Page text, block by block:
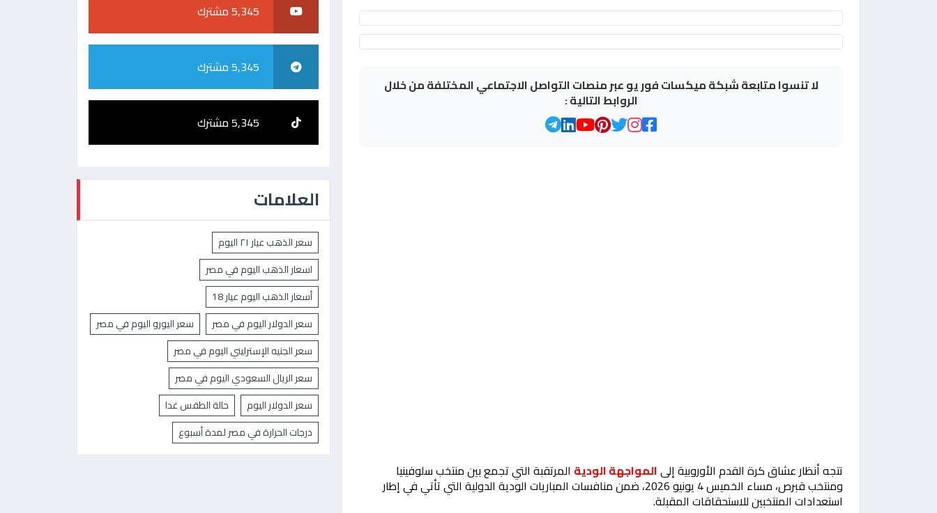
لا تنسوا متابعة شبكة ميكسات فور يو عبر منصات التواصل الاجتماعي المختلفة من خلال
الروابط التالية :
تتجه أنظار عشاق كرة القدم الأوروبية إلىالمواجهة الودية المرتقبة التي تجمع بين منتخب سلوفينيا
ومنتخب قبرص، مساء الخميس 4 يونيو 2026، ضمن منافسات المباريات الودية الدولية التي تأتي في إطار
استعدادات المنتخبين للاستحقاقات المقبلة.
5,345 مشترك
5,345 مشترك
5,345 مشترك
العلامات
سعر الذهب عيار ٢١ اليوم
اسعار الذهب اليوم في مصر
أسعار الذهب اليوم عيار 18
سعر الدولار اليوم في مصر
سعر اليورو اليوم في مصر
سعر الجنيه الإسترليني اليوم في مصر
سعر الريال السعودي اليوم في مصر
سعر الدولار اليوم
حالة الطقس غدا
درجات الحرارة في مصر لمدة أسبوع